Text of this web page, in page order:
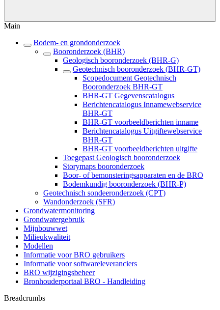
Main
Bodem- en grondonderzoek
Booronderzoek (BHR)
Geologisch booronderzoek (BHR-G)
Geotechnisch booronderzoek (BHR-GT)
Scopedocument Geotechnisch
Booronderzoek BHR-GT
BHR-GT Gegevenscatalogus
Berichtencatalogus Innamewebservice
BHR-GT
BHR-GT voorbeeldberichten inname
Berichtencatalogus Uitgiftewebservice
BHR-GT
BHR-GT voorbeeldberichten uitgifte
Toegepast Geologisch booronderzoek
Storymaps booronderzoek
Boor- of bemonsteringsapparaten en de BRO
Bodemkundig booronderzoek (BHR-P)
Geotechnisch sondeeronderzoek (CPT)
Wandonderzoek (SFR)
Grondwatermonitoring
Grondwatergebruik
Mijnbouwwet
Milieukwaliteit
Modellen
Informatie voor BRO gebruikers
Informatie voor softwareleveranciers
BRO wijzigingsbeheer
Bronhouderportaal BRO - Handleiding
Breadcrumbs